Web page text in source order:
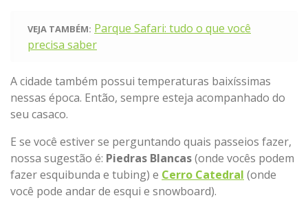
VEJA TAMBÉM: Parque Safari: tudo o que você
precisa saber
A cidade também possui temperaturas baixíssimas
nessas época. Então, sempre esteja acompanhado do
seu casaco.
E se você estiver se perguntando quais passeios fazer,
nossa sugestão é: Piedras Blancas(onde vocês podem
fazer esquibunda e tubing) e Cerro Catedral (onde
você pode andar de esqui e snowboard).